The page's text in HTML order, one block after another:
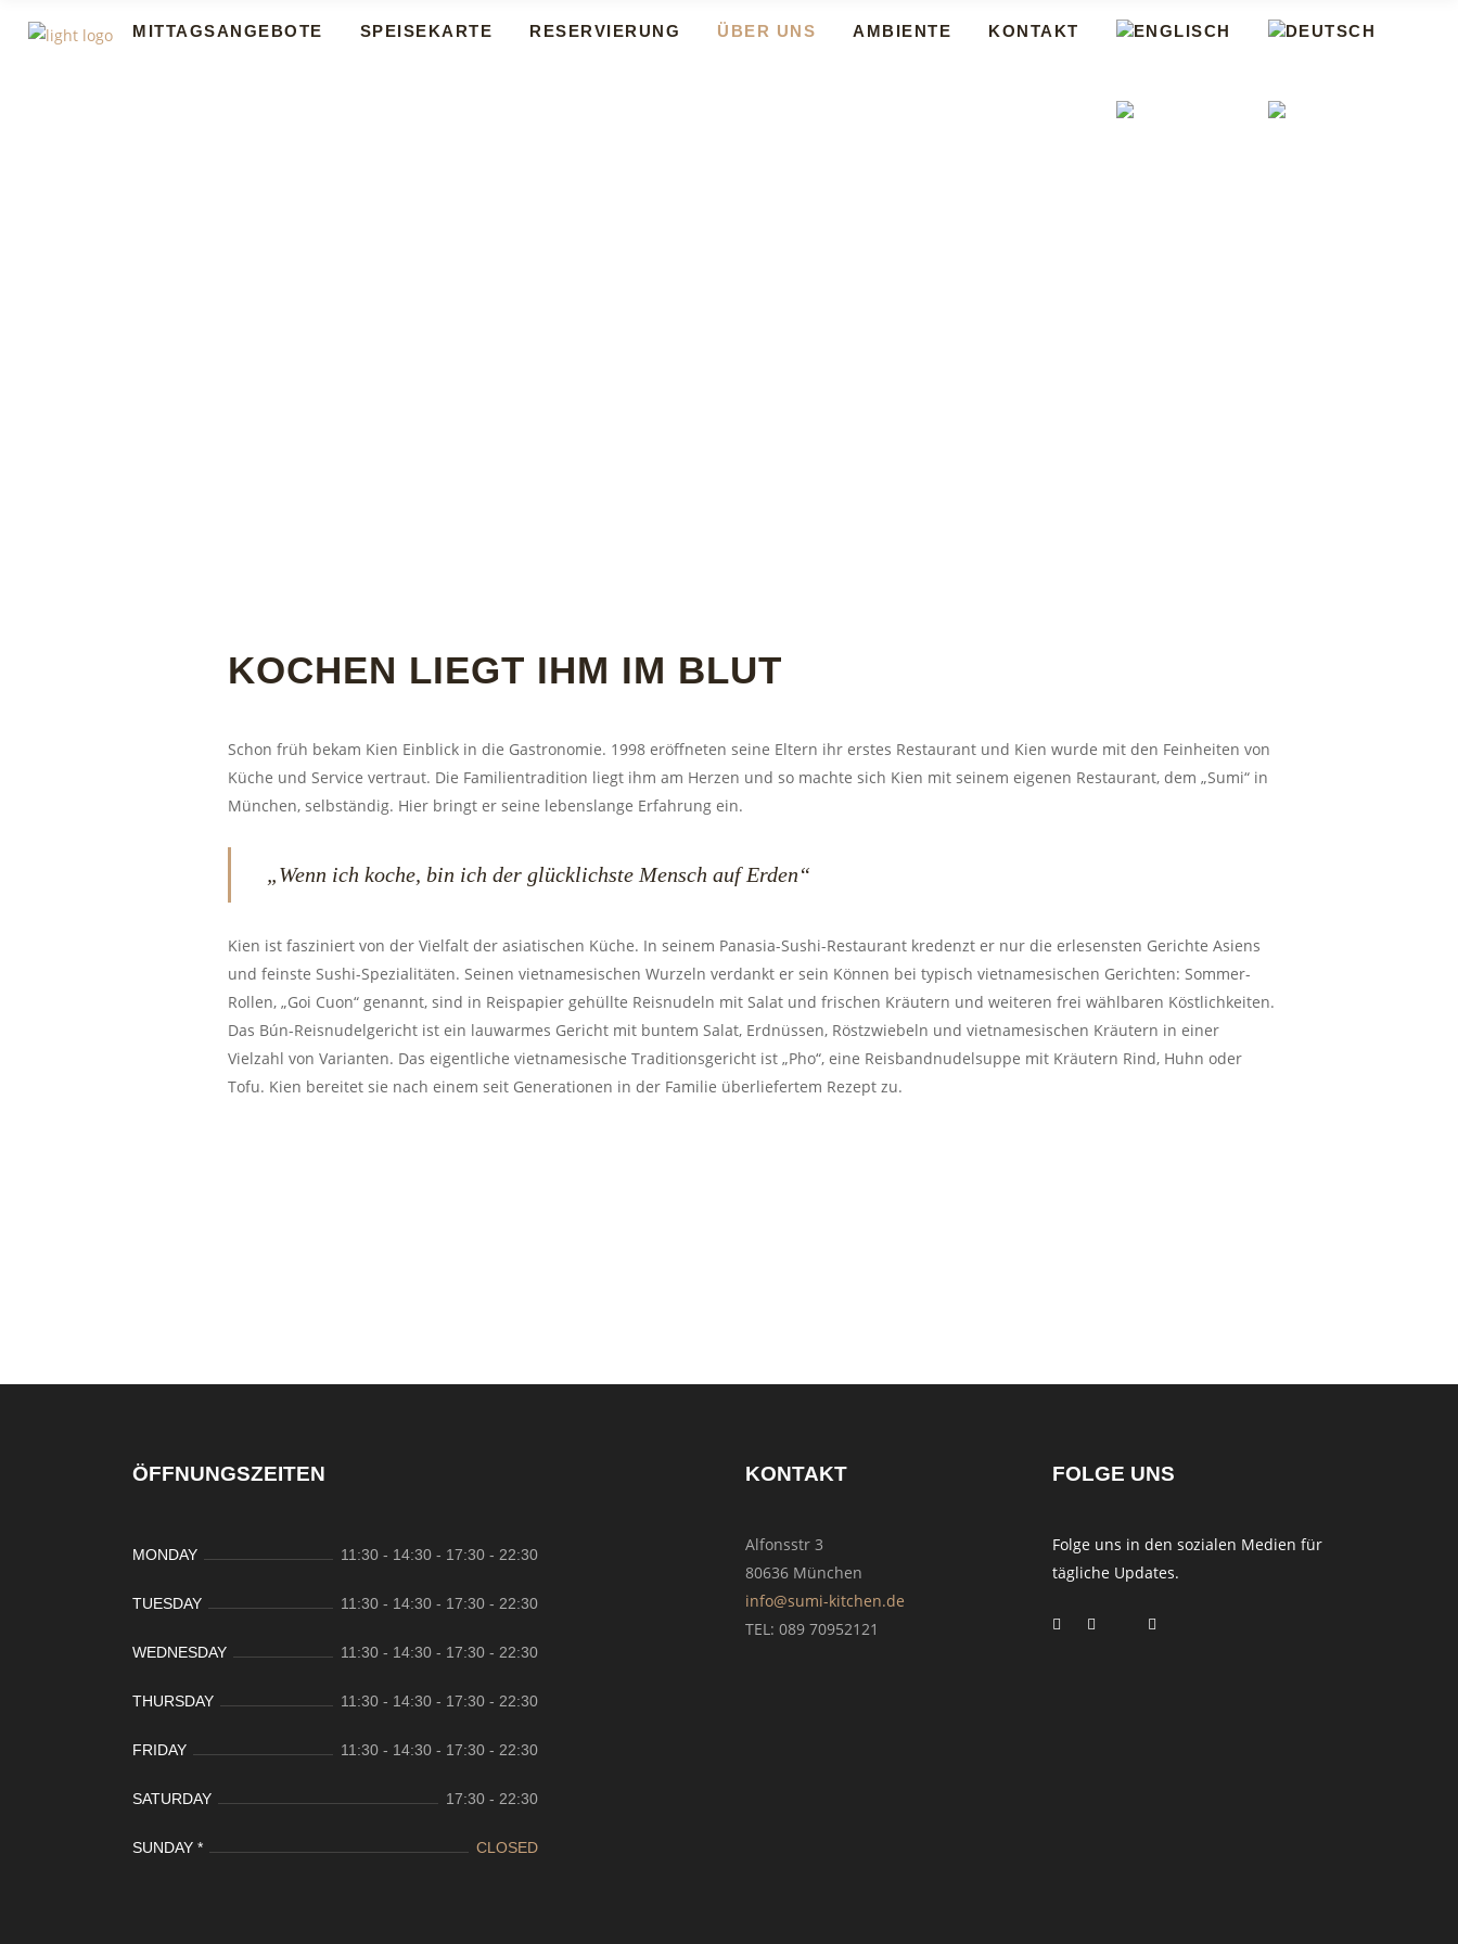
MITTAGSANGEBOTE SPEISEKARTE RESERVIERUNG ÜBER UNS AMBIENTE KONTAKT
KOCHEN LIEGT IHM IM BLUT
Schon früh bekam Kien Einblick in die Gastronomie. 1998 eröffneten seine Eltern ihr erstes Restaurant und Kien wurde mit den Feinheiten von
Küche und Service vertraut. Die Familientradition liegt ihm am Herzen und so machte sich Kien mit seinem eigenen Restaurant, dem „Sumi“ in
München, selbständig. Hier bringt er seine lebenslange Erfahrung ein.
„Wenn ich koche, bin ich der glücklichste Mensch auf Erden“
Kien ist fasziniert von der Vielfalt der asiatischen Küche. In seinem Panasia-Sushi-Restaurant kredenzt er nur die erlesensten Gerichte Asiens
und feinste Sushi-Spezialitäten. Seinen vietnamesischen Wurzeln verdankt er sein Können bei typisch vietnamesischen Gerichten: Sommer-
Rollen, „Goi Cuon“ genannt, sind in Reispapier gehüllte Reisnudeln mit Salat und frischen Kräutern und weiteren frei wählbaren Köstlichkeiten.
Das Bún-Reisnudelgericht ist ein lauwarmes Gericht mit buntem Salat, Erdnüssen, Röstzwiebeln und vietnamesischen Kräutern in einer
Vielzahl von Varianten. Das eigentliche vietnamesische Traditionsgericht ist „Pho“, eine Reisbandnudelsuppe mit Kräutern Rind, Huhn oder
Tofu. Kien bereitet sie nach einem seit Generationen in der Familie überliefertem Rezept zu.
ÖFFNUNGSZEITEN
MONDAY 11:30 - 14:30 - 17:30 - 22:30
TUESDAY 11:30 - 14:30 - 17:30 - 22:30
WEDNESDAY 11:30 - 14:30 - 17:30 - 22:30
THURSDAY 11:30 - 14:30 - 17:30 - 22:30
FRIDAY 11:30 - 14:30 - 17:30 - 22:30
SATURDAY 17:30 - 22:30
SUNDAY * CLOSED
KONTAKT
Alfonsstr 3
80636 München
info@sumi-kitchen.de
TEL: 089 70952121
FOLGE UNS
Folge uns in den sozialen Medien für
tägliche Updates.